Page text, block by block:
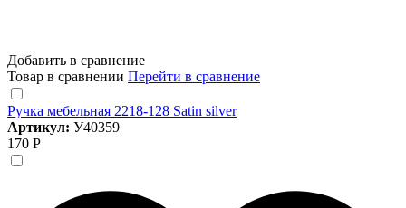
Добавить в сравнение
Товар в сравнении Перейти в сравнение
Ручка мебельная 2218-128 Satin silver
Артикул: У40359
170 Р